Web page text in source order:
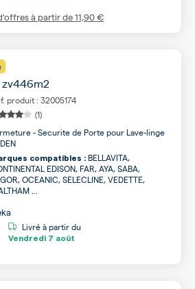
à partir de11,90 €
produit : 32005174
(1)
- Securite de Porte pour Lave-linge
compatibles : BELLAVITA,
EDISON, FAR, AYA, SABA,
OCEANIC, SELECLINE, VEDETTE,
...
Livré à partir du
Vendredi 7 août